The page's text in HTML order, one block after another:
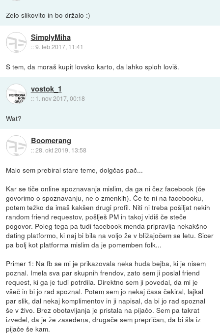
Zelo slikovito in bo držalo :)
SimplyMiha
::9. feb 2017, 11:41
S tem, da moraš kupit lovsko karto, da lahko sploh loviš.
vostok_1
:: 1. nov 2017, 00:18
Wat?
Boomerang
::28. okt 2019, 13:58
Malo sem prebiral stare teme, dolgčas pač...
Kar se tiče online spoznavanja mislim, da ga ni čez facebook (če
govorimo o spoznavanju, ne o zmenkih). Če te ni na facebooku,
potem težko da imaš kakšen drugi profil. Niti ni treba pošiljat nekih
random friend requestov, pošlješ PM in takoj vidiš če steče
pogovor. Poleg tega pa tudi facebook menda pripravlja nekakšno
dating platformo, ki naj bi bila na voljo že v bližajočem se letu. Sicer
pa bolj kot platforma mislim da je pomemben folk...
Primer 1: Na fb se mi je prikazovala neka huda bejba, ki je nisem
poznal. Imela sva par skupnih frendov, zato sem ji poslal friend
request, ki ga je tudi potrdila. Direktno sem ji povedal, da mi je
všeč in bi jo rad spoznal. Potem sem jo nekaj časa čekiral, lajkal
par slik, dal nekaj komplimentov in ji napisal, da bi jo rad spoznal
še v živo. Brez obotavljanja je pristala na pijačo. Sem pa takrat
izvedel, da je že zasedena, drugače sem prepričan, da bi šla iz
pijače še kam.